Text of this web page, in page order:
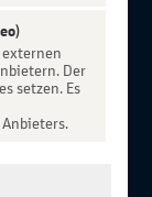
einzigartigen
sowie die
Der
setzen. Es